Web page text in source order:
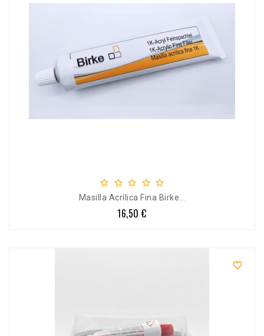
    
Masilla Acrílica Fina Birke...
Precio
16,50 €
